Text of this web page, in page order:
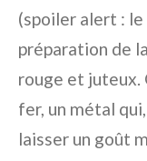
(spoiler alert : le
préparation de
rouge et juteux.
fer, un métal
laisser un goût